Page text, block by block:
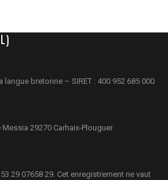
bretonne – SIRET : 400 952 685 000
29270 Carhaix-Plouguer
29 07658 29. Cet enregistrement ne vaut